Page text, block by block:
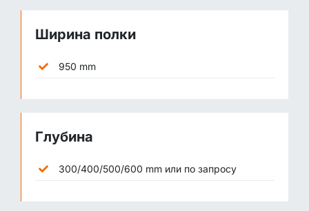
Ширина полки
950 mm
Глубина
300/400/500/600 mm или по запросу